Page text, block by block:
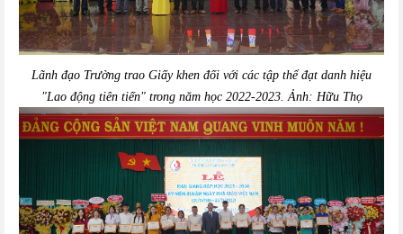
Lãnh đạo Trường trao Giấy khen đối với các tập thể đạt danh hiệu
"Lao động tiên tiến" trong năm học 2022-2023. Ảnh: Hữu Thọ